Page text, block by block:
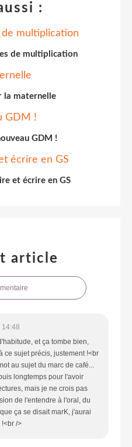
:
de multiplication
la maternelle
GDM !
et écrire en GS
article
et ça tombe bien,
ce sujet précis, justement !<br
au sujet du marc de café...
longtemps pour l'avoir
mais je ne crois pas
de l'entendre à l'oral, du
ça se disait marK, j'aurai
/>